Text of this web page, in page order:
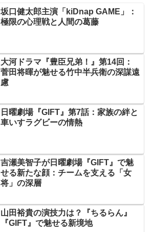
坂口健太郎主演「kiDnap GAME」：
極限の心理戦と人間の葛藤
大河ドラマ『豊臣兄弟！』第14回：
菅田将暉が魅せる竹中半兵衛の深謀遠
慮
日曜劇場『GIFT』第7話：家族の絆と
車いすラグビーの情熱
吉瀬美智子が日曜劇場『GIFT』で魅
せる新たな顔：チームを支える「女
将」の深層
山田裕貴の演技力は？『ちるらん』
『GIFT』で魅せる新境地